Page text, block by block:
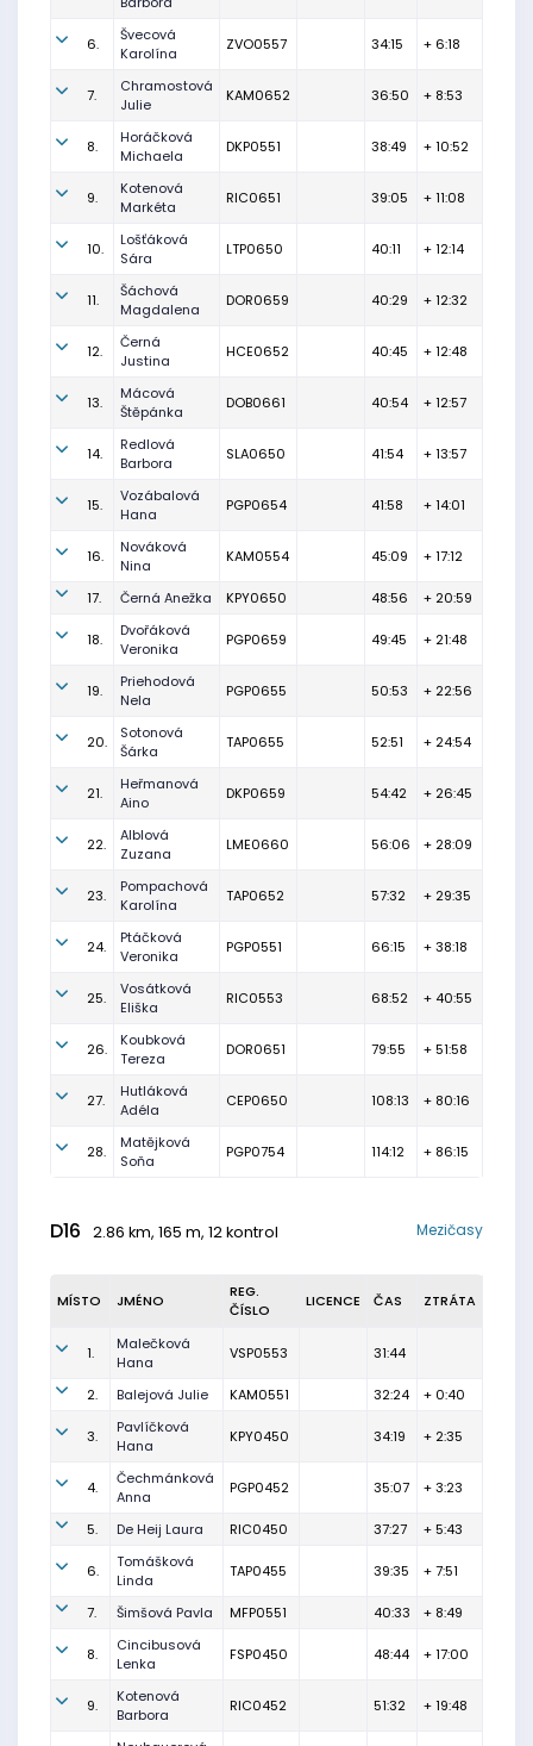
6.
Švecová
Karolína
ZVO0557 34:15 + 6:18
7.
Chramostová
Julie
KAM0652 36:50 + 8:53
8.
Horáčková
Michaela
DKP0551 38:49 + 10:52
9.
Kotenová
Markéta
RIC0651 39:05 + 11:08
10.
Lošťáková
Sára
LTP0650 40:11 + 12:14
11.
Šáchová
Magdalena
DOR0659 40:29 + 12:32
12.
Černá
Justina
HCE0652 40:45 + 12:48
13.
Mácová
Štěpánka
DOB0661 40:54 + 12:57
14.
Redlová
Barbora
SLA0650 41:54 + 13:57
15.
Vozábalová
Hana
PGP0654 41:58 + 14:01
16.
Nováková
Nina
KAM0554 45:09 + 17:12
17. Černá Anežka KPY0650 48:56 + 20:59
18.
Dvořáková
Veronika
PGP0659 49:45 + 21:48
19.
Priehodová
Nela
PGP0655 50:53 + 22:56
20.
Sotonová
Šárka
TAP0655 52:51 + 24:54
21.
Heřmanová
Aino
DKP0659 54:42 + 26:45
22.
Alblová
Zuzana
LME0660 56:06 + 28:09
23.
Pompachová
Karolína
TAP0652 57:32 + 29:35
24.
Ptáčková
Veronika
PGP0551 66:15 + 38:18
25.
Vosátková
Eliška
RIC0553 68:52 + 40:55
26.
Koubková
Tereza
DOR0651 79:55 + 51:58
27.
Hutláková
Adéla
CEP0650 108:13 + 80:16
28.
Matějková
Soňa
PGP0754 114:12 + 86:15
D16 2.86 km, 165 m, 12 kontrol Mezičasy
MÍSTO JMÉNO
REG.
ČÍSLO
LICENCE ČAS ZTRÁTA
1.
Malečková
Hana
VSP0553 31:44
2. Balejová Julie KAM0551 32:24 + 0:40
3.
Pavlíčková
Hana
KPY0450 34:19 + 2:35
4.
Čechmánková
Anna
PGP0452 35:07 + 3:23
5. De Heij Laura RIC0450 37:27 + 5:43
6.
Tomášková
Linda
TAP0455 39:35 + 7:51
7. Šimšová Pavla MFP0551 40:33 + 8:49
8.
Cincibusová
Lenka
FSP0450 48:44 + 17:00
9.
Kotenová
Barbora
RIC0452 51:32 + 19:48